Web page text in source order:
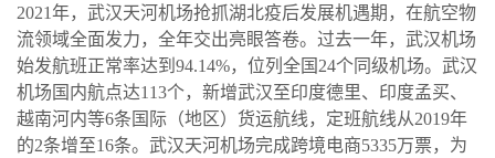
2021年，武汉天河机场抢抓湖北疫后发展机遇期，在航空物
流领域全面发力，全年交出亮眼答卷。过去一年，武汉机场
始发航班正常率达到94.14%，位列全国24个同级机场。武汉
机场国内航点达113个，新增武汉至印度德里、印度孟买、
越南河内等6条国际（地区）货运航线，定班航线从2019年
的2条增至16条。武汉天河机场完成跨境电商5335万票，为